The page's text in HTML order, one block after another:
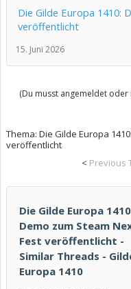
Die Gilde Europa 1410:
veröffentlicht
15. Juni 2026
(Du musst angemeldet
Thema: Die Gilde Europa
veröffentlicht
< Previous
Die Gilde Europa
Demo zum Steam
Fest veröffentlicht -
Similar Threads -
Europa 1410